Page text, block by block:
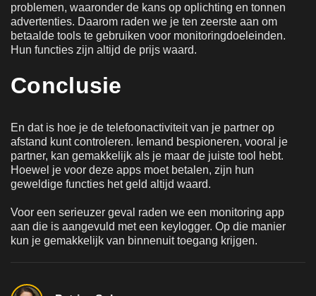
problemen, waaronder de kans op oplichting en tonnen
advertenties. Daarom raden we je ten zeerste aan om
betaalde tools te gebruiken voor monitoringdoeleinden.
Hun functies zijn altijd de prijs waard.
Conclusie
En dat is hoe je de telefoonactiviteit van je partner op
afstand kunt controleren. Iemand bespioneren, vooral je
partner, kan gemakkelijk als je maar de juiste tool hebt.
Hoewel je voor deze apps moet betalen, zijn hun
geweldige functies het geld altijd waard.
Voor een serieuzer geval raden we een monitoring app
aan die is aangevuld met een keylogger. Op die manier
kun je gemakkelijk van binnenuit toegang krijgen.